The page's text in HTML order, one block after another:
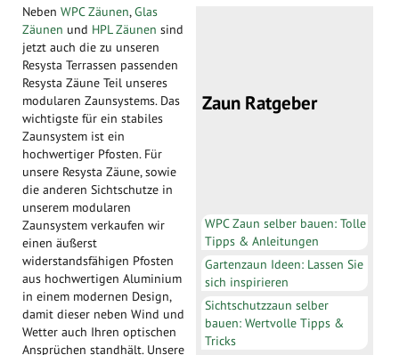
Zaun Ratgeber
WPC Zaun selber bauen: Tolle
Tipps & Anleitungen
Gartenzaun Ideen: Lassen Sie
sich inspirieren
Sichtschutzzaun selber
bauen: Wertvolle Tipps &
Tricks
Neben WPC Zäunen,Glas
Zäunen und HPL Zäunen sind
jetzt auch die zu unseren
Resysta Terrassen passenden
Resysta Zäune Teil unseres
modularen Zaunsystems. Das
wichtigste für ein stabiles
Zaunsystem ist ein
hochwertiger Pfosten. Für
unsere Resysta Zäune, sowie
die anderen Sichtschutze in
unserem modularen
Zaunsystem verkaufen wir
einen äußerst
widerstandsfähigen Pfosten
aus hochwertigen Aluminium
in einem modernen Design,
damit dieser neben Wind und
Wetter auch Ihren optischen
Ansprüchen standhält. Unsere